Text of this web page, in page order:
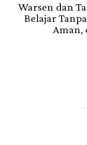
Warsen dan
Belajar
Aman,